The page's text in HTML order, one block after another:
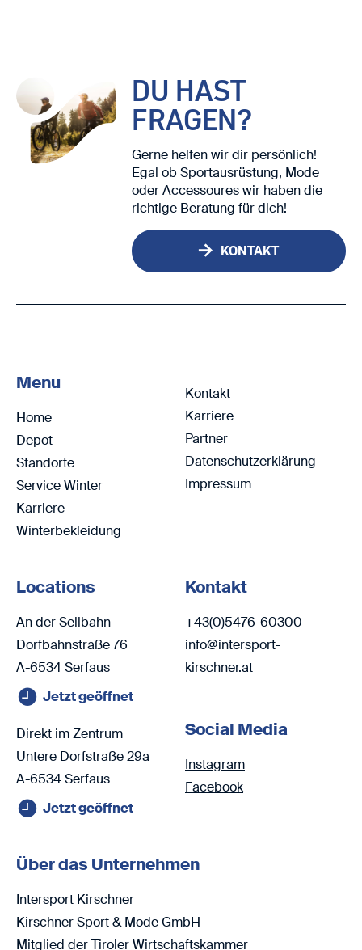
DU HAST
FRAGEN?
Gerne helfen wir dir persönlich!
Egal ob Sportausrüstung, Mode
oder Accessoures wir haben die
richtige Beratung für dich!
KONTAKT
Menu
Home
Depot
Standorte
Service Winter
Karriere
Winterbekleidung
Kontakt
Karriere
Partner
Datenschutzerklärung
Impressum
Locations
An der Seilbahn
Dorfbahnstraße 76
A-6534 Serfaus
Jetzt geöffnet
Direkt im Zentrum
Untere Dorfstraße 29a
A-6534 Serfaus
Jetzt geöffnet
Kontakt
+43(0)5476-60300
info@intersport-
kirschner.at
Social Media
Instagram
Facebook
Über das Unternehmen
Intersport Kirschner
Kirschner Sport & Mode GmbH
Mitglied der Tiroler Wirtschaftskammer